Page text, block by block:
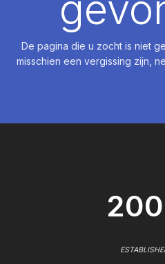
De pagina die u zocht is niet
misschien een vergissing zijn,